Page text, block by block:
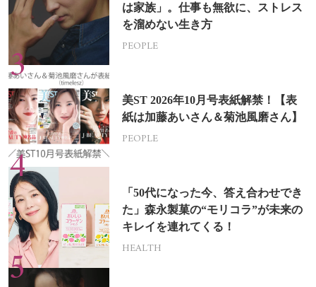
は家族」。仕事も無欲に、ストレス
を溜めない生き方
PEOPLE
美ST 2026年10月号表紙解禁！【表
紙は加藤あいさん＆菊池風磨さん】
PEOPLE
「50代になった今、答え合わせでき
た」森永製菓の“モリコラ”が未来の
キレイを連れてくる！
HEALTH